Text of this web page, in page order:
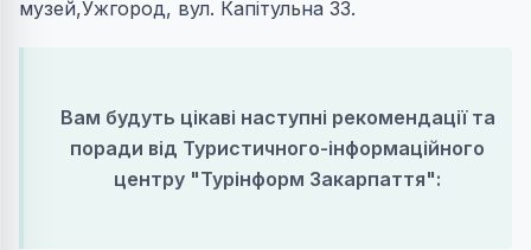
музей,Ужгород, вул. Капітульна 33.
Вам будуть цікаві наступні рекомендації та
поради від Туристичного-інформаційного
центру "Турінформ Закарпаття":